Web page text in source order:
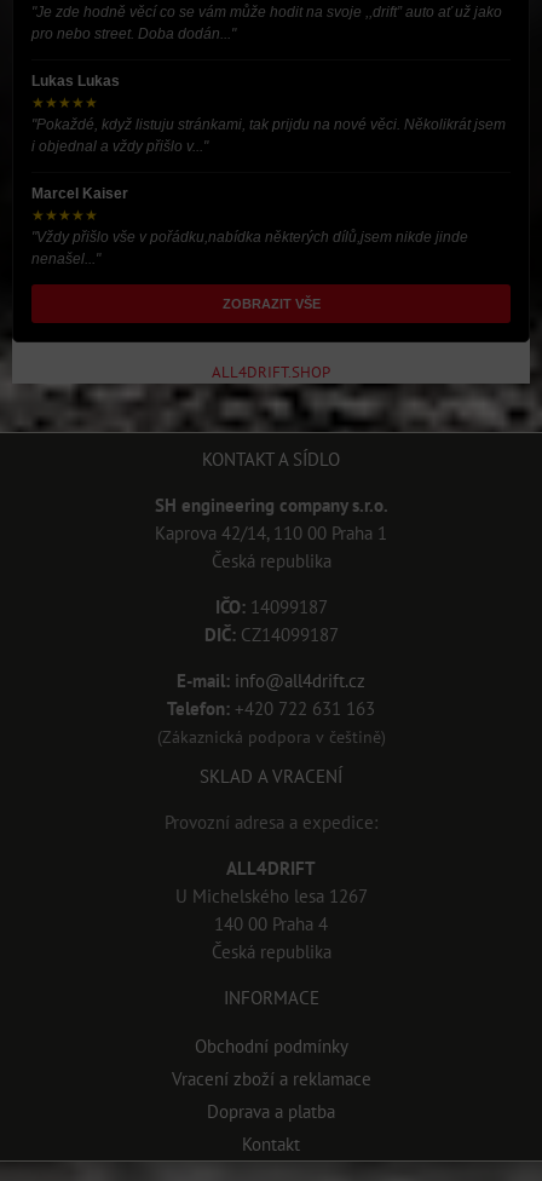
"Je zde hodně věcí co se vám může hodit na svoje ,,drift” auto ať už jako
pro nebo street. Doba dodán..."
Lukas Lukas
★★★★★
"Pokaždé, když listuju stránkami, tak prijdu na nové věci. Několikrát jsem
i objednal a vždy přišlo v..."
Marcel Kaiser
★★★★★
"Vždy přišlo vše v pořádku,nabídka některých dílů,jsem nikde jinde
nenašel..."
ZOBRAZIT VŠE
ALL4DRIFT.SHOP
KONTAKT A SÍDLO
SH engineering company s.r.o.
Kaprova 42/14, 110 00 Praha 1
Česká republika
IČO:14099187
DIČ:CZ14099187
E-mail: info@all4drift.cz
Telefon: +420 722 631 163
(Zákaznická podpora v češtině)
SKLAD A VRACENÍ
Provozní adresa a expedice:
ALL4DRIFT
U Michelského lesa 1267
140 00 Praha 4
Česká republika
INFORMACE
Obchodní podmínky
Vracení zboží a reklamace
Doprava a platba
Kontakt